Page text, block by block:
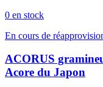
0 en stock
En cours de
ACORUS
Acore du Japon